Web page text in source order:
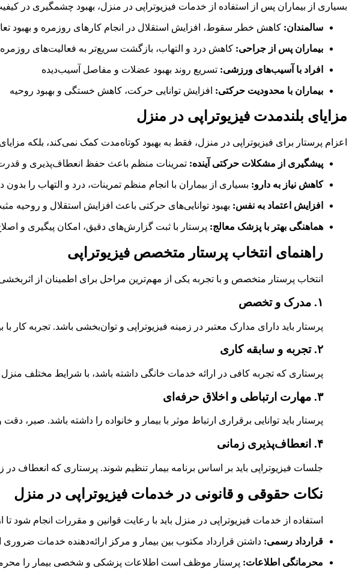
بسیاری از بیماران پس از استفاده از خدمات فیزیوتراپی در منزل، بهبود چشمگیری در
سالمندان: کاهش خطر سقوط، افزایش استقلال در انجام کارهای روزمره و بهبود
بیماران پس از جراحی: کاهش درد و التهاب، بازگشت سریع‌تر به فعالیت‌های روزمره
افراد با آسیب‌های ورزشی: تسریع روند بهبود عضلات و مفاصل آسیب‌دیده
بیماران با محدودیت حرکتی: افزایش توانایی حرکت، کاهش خستگی و بهبود روحیه
مزایای بلندمدت فیزیوتراپی در منزل
اعزام پرستار برای فیزیوتراپی در منزل، فقط به بهبود کوتاه‌مدت کمک نمی‌کند، بلکه مزایای
پیشگیری از مشکلات حرکتی آینده: تمرینات منظم باعث حفظ انعطاف‌پذیری و
کاهش نیاز به دارو: بسیاری از بیماران با انجام منظم تمرینات، درد و التهاب را
افزایش اعتماد به نفس: بهبود توانایی‌های حرکتی باعث افزایش استقلال و روحیه
هماهنگی بهتر با پزشک معالج: پرستار با ثبت گزارش‌های دقیق، امکان پیگیری و
راهنمای انتخاب پرستار متخصص فیزیوتراپی
انتخاب پرستار متخصص و با تجربه یکی از مهم‌ترین مراحل برای اطمینان از
۱. مدرک و تخصص
پرستار باید دارای مدارک معتبر در زمینه فیزیوتراپی و توان‌بخشی باشد. تجربه کار
۲. تجربه و سابقه کاری
پرستاری که تجربه کافی در ارائه خدمات خانگی داشته باشد، با شرایط مختلف منزل
۳. مهارت ارتباطی و اخلاق حرفه‌ای
پرستار باید توانایی برقراری ارتباط موثر با بیمار و خانواده را داشته باشد.
۴. انعطاف‌پذیری زمانی
جلسات فیزیوتراپی باید بر اساس برنامه بیمار تنظیم شوند. پرستاری که انعطاف
نکات حقوقی و قانونی در خدمات فیزیوتراپی در منزل
استفاده از خدمات فیزیوتراپی در منزل باید با رعایت قوانین و مقررات انجام شود
قرارداد رسمی: داشتن قرارداد مکتوب بین بیمار و مرکز ارائه‌دهنده خدمات
محرمانگی اطلاعات: پرستار موظف است اطلاعات پزشکی و شخصی بیمار را